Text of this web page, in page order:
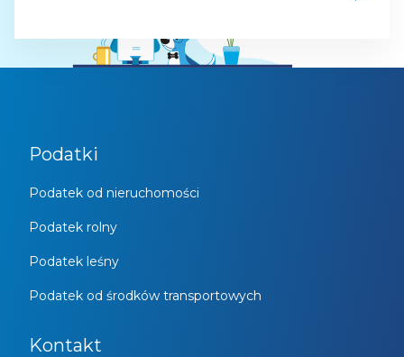
Podatki
Podatek od nieruchomości
Podatek rolny
Podatek leśny
Podatek od środków transportowych
Kontakt